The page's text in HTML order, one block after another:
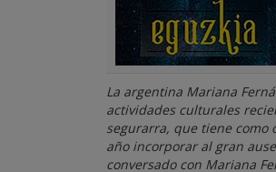
La argentina Mariana
actividades culturales
segurarra, que tiene como
año incorporar al gran
conversado con Mariana